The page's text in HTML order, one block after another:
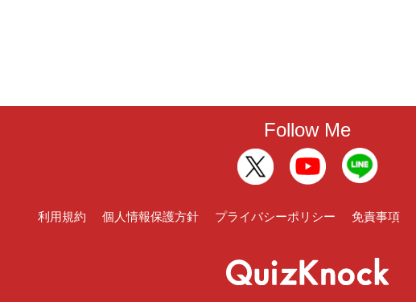
Follow Me
利用規約 個人情報保護方針 プライバシーポリシー 免責事項